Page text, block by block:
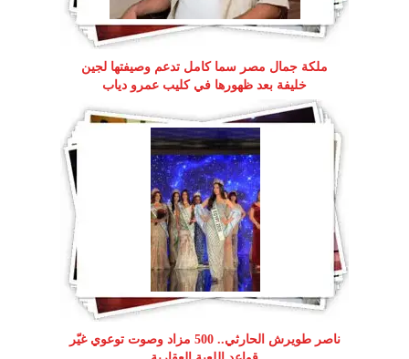
ملكة جمال مصر سما كامل تدعم وصيفتها لجين
خليفة بعد ظهورها في كليب عمرو دياب
ناصر طويرش الحارثي.. 500 مزاد وصوت توعوي غيّر